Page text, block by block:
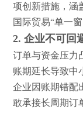
项创新措施，涵
国际贸易“单一
2. 企业不可回
订单与资金压力
账期延长导致中
企业因账期错配
敢承接长周期订